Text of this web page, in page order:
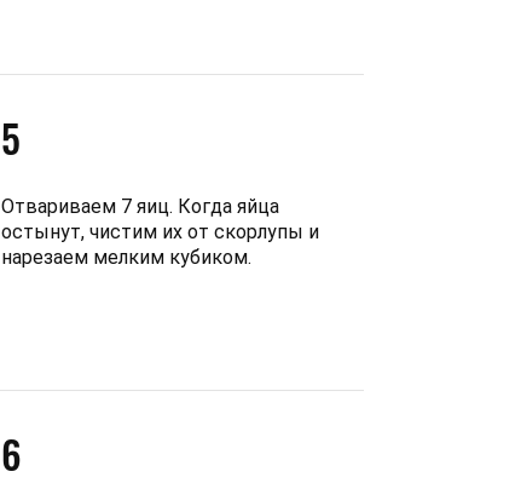
5
Отвариваем 7 яиц. Когда яйца
остынут, чистим их от скорлупы и
нарезаем мелким кубиком.
6